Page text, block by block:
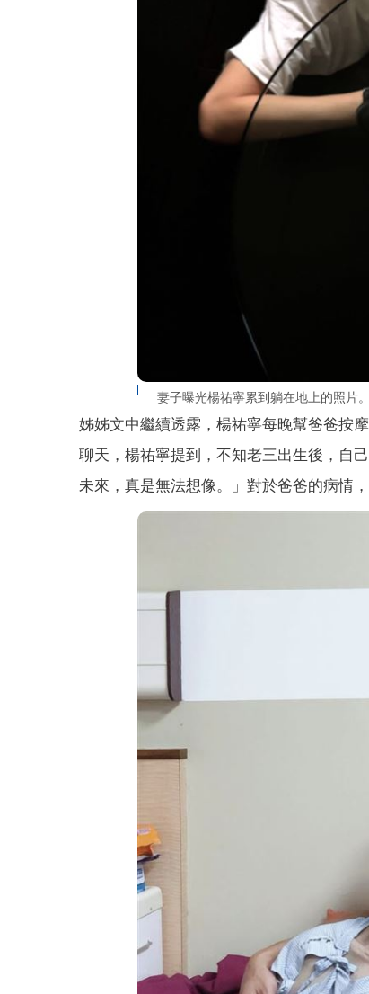
妻子曝光楊祐寧累到躺在地上的照片
姊姊文中繼續透露，楊祐寧每晚幫爸爸按
聊天，楊祐寧提到，不知老三出生後，自
未來，真是無法想像。」對於爸爸的病情